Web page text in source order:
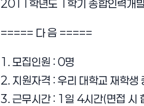
2011학년도 1학기 종합인력개발
===== 다 음 =====
1. 모집인원 : 0명
2. 지원자격 : 우리 대학교 재학
3. 근무시간 : 1일 4시간(면접 시